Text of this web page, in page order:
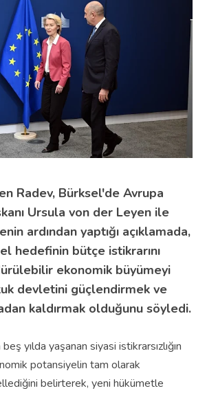
Radev, Bürksel'de Avrupa
Ursula von der Leyen ile
ardından yaptığı açıklamada,
hedefinin bütçe istikrarını
ekonomik büyümeyi
devletini güçlendirmek ve
kaldırmak olduğunu söyledi.
yılda yaşanan siyasi istikrarsızlığın
potansiyelin tam olarak
belirterek, yeni hükümetle